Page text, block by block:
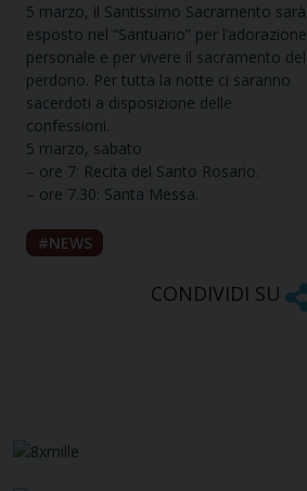
5 marzo, il Santissimo Sacramento sarà
esposto nel “Santuario” per l’adorazione
personale e per vivere il sacramento del
perdono. Per tutta la notte ci saranno
sacerdoti a disposizione delle
confessioni.
5 marzo, sabato
– ore 7: Recita del Santo Rosario.
– ore 7.30: Santa Messa.
NEWS
CONDIVIDI SU